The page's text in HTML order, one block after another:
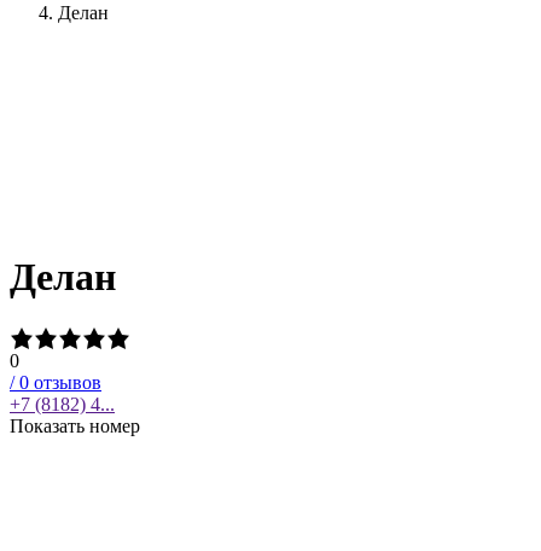
Делан
Делан
0
/0 отзывов
+7 (8182) 4...
Показать номер